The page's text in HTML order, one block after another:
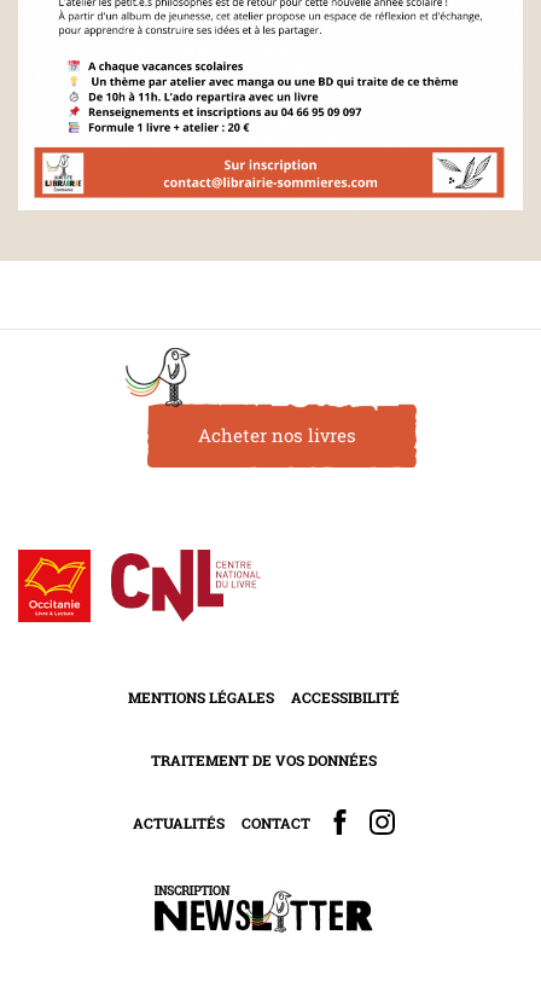
Acheter nos livres
MENTIONS LÉGALES ACCESSIBILITÉ
TRAITEMENT DE VOS DONNÉES
ACTUALITÉS CONTACT